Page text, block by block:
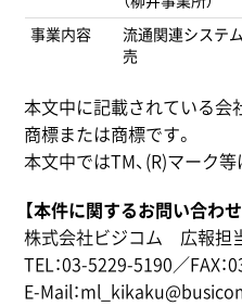
事業内容
流通関連システ
売
本文中に記載されている会
商標または商標です。
本文中ではTM、(R)マーク等
【本件に関するお問い合わせ
株式会社ビジコム 広報担
TEL：03-5229-5190／FAX：
E-Mail：